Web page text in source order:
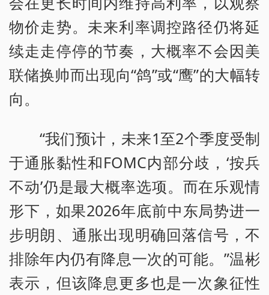
物价走势。未来利率调控路径仍将延
续走走停停的节奏，大概率不会因美
联储换帅而出现向“鸽”或“鹰”的大幅转
向。
“我们预计，未来1至2个季度受制
于通胀黏性和FOMC内部分歧，‘按兵
不动’仍是最大概率选项。而在乐观情
形下，如果2026年底前中东局势进一
步明朗、通胀出现明确回落信号，不
排除年内仍有降息一次的可能。”温彬
表示，但该降息更多也是一次象征性